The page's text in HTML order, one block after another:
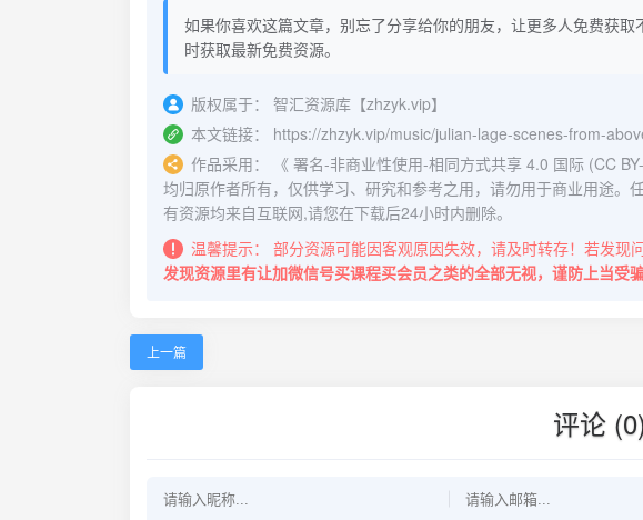
如果你喜欢这篇文章，别忘了分享给你的朋友，让更多人免费获
时获取最新免费资源。
版权属于：
智汇资源库【zhzyk.vip】
本文链接：
https://zhzyk.vip/music/julian-lage-scenes-from-
作品采用：
《 署名-非商业性使用-相同方式共享 4.0 国际 (CC
均归原作者所有，仅供学习、研究和参考之用，请勿用于商业用途
有资源均来自互联网,请您在下载后24小时内删除。
温馨提示：
部分资源可能因客观原因失效，请及时转存！若发现
发现资源里有让加微信号买课程买会员之类的全部无视，谨防上当受骗
上一篇
评论